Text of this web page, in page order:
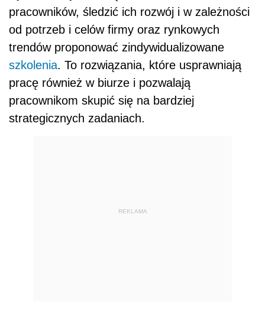
pracowników, śledzić ich rozwój i w zależności
od potrzeb i celów firmy oraz rynkowych
trendów proponować zindywidualizowane
szkolenia. To rozwiązania, które usprawniają
pracę również w biurze i pozwalają
pracownikom skupić się na bardziej
strategicznych zadaniach.
REKLAMA